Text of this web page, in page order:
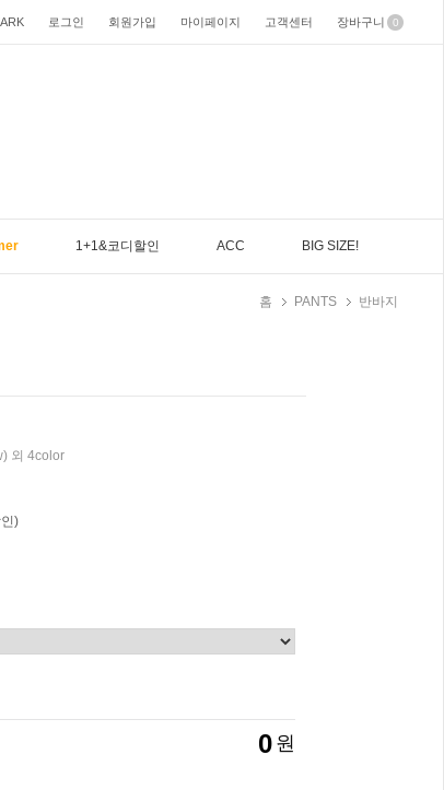
로그인 회원가입 마이페이지 고객센터 장바구니 0
1+1&코디할인 ACC BIG SIZE!
홈 PANTS 반바지
외 4color
)
0 원